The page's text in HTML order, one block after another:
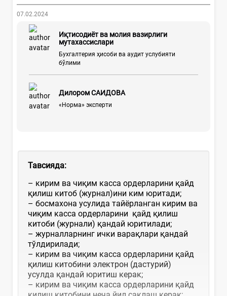
07.02.2024
Иқтисодиёт ва молия вазирлиги
мутахассислари
Бухгалтерия ҳисоби ва аудит услубияти
бўлими
Дилором САИДОВА
«Норма» эксперти
Тавсияда:
– кирим ва чиқим касса ордерларини қайд
қилиш китоб (журнал)ини ким юритади;
– босмахона усулида тайёрланган кирим ва
чиқим касса ордерларини қайд қилиш
китоби (журнали) қандай юритилади;
– журналларнинг ички варақлари қандай
тўлдирилади;
– кирим ва чиқим касса ордерларини қайд
қилиш китобини электрон (дастурий)
усулда қандай юритиш керак;
– кирим ва чиқим касса ордерларини қайд